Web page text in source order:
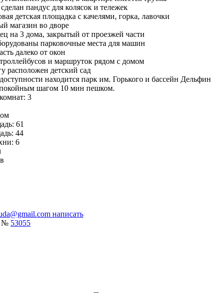
пандус для колясок и тележек
детская площадка с качелями, горка, лавочки
магазин во дворе
на 3 дома, закрытый от проезжей части
парковочные места для машин
далеко от окон
и маршруток рядом с домом
расположен детский сад
находится парк им. Горького и бассейн Дельфин
шагом 10 мин пешком.
3
61
44
6
написать
№ 53055